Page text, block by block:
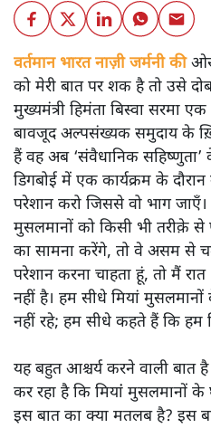
वर्तमान भारत नाज़ी जर्मनी कीओर
को मेरी बात पर शक है तो उसे
मुख्यमंत्री हिमंता बिस्वा सरमा
बावजूद अल्पसंख्यक समुदाय के
हैं वह अब ‘संवैधानिक सहिष्णुता’
डिगबोई में एक कार्यक्रम के
परेशान करो जिससे वो भाग
मुसलमानों को किसी भी तरीक़े से
का सामना करेंगे, तो वे असम से
परेशान करना चाहता हूं, तो मैं
नहीं है। हम सीधे मियां
नहीं रहे; हम सीधे कहते हैं कि
यह बहुत आश्चर्य करने वाली बात
कर रहा है कि मियांं मुसलमानों के
इस बात का क्या मतलब है? इस